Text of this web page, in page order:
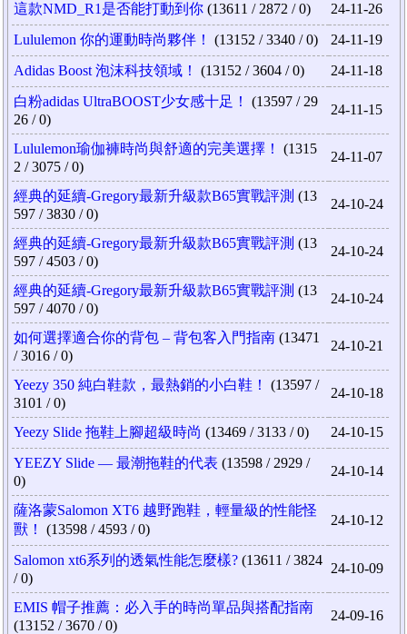
這款NMD_R1是否能打動到你 (13611 / 2872 / 0)
24-11-26
Lululemon 你的運動時尚夥伴！
(13152 / 3340 / 0)
24-11-19
Adidas Boost 泡沫科技領域！
(13152 / 3604 / 0)
24-11-18
白粉adidas UltraBOOST少女感十足！
(13597 / 29
26 / 0)
24-11-15
Lululemon瑜伽褲時尚與舒適的完美選擇！
(1315
2 / 3075 / 0)
24-11-07
經典的延續-Gregory最新升級款B65實戰評測 (13
597 / 3830 / 0)
24-10-24
經典的延續-Gregory最新升級款B65實戰評測 (13
597 / 4503 / 0)
24-10-24
經典的延續-Gregory最新升級款B65實戰評測 (13
597 / 4070 / 0)
24-10-24
如何選擇適合你的背包 – 背包客入門指南 (13471
/ 3016 / 0)
24-10-21
Yeezy 350 純白鞋款，最熱銷的小白鞋！
(13597 /
3101 / 0)
24-10-18
Yeezy Slide 拖鞋上腳超級時尚 (13469 / 3133 / 0)
24-10-15
YEEZY Slide — 最潮拖鞋的代表 (13598 / 2929 /
0)
24-10-14
薩洛蒙Salomon XT6 越野跑鞋，輕量級的性能怪
獸！
(13598 / 4593 / 0)
24-10-12
Salomon xt6系列的透氣性能怎麼樣? (13611 / 3824
/ 0)
24-10-09
EMIS 帽子推薦：必入手的時尚單品與搭配指南
(13152 / 3670 / 0)
24-09-16